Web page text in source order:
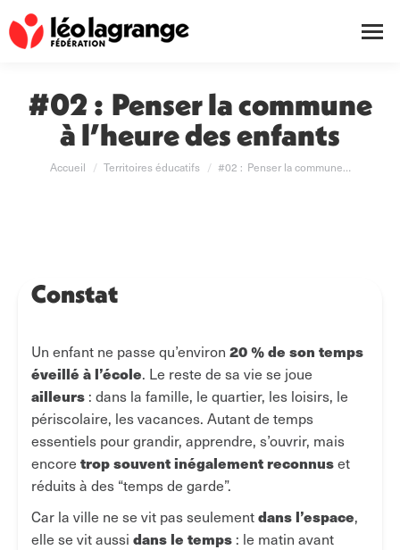
#02 : Penser la commune
à l’heure des enfants
Vous êtes ici :
Accueil Territoires éducatifs #02 : Penser la commune…
Constat
Un enfant ne passe qu’environ 20 % de son temps
éveillé à l’école. Le reste de sa vie se joue
ailleurs : dans la famille, le quartier, les loisirs, le
périscolaire, les vacances. Autant de temps
essentiels pour grandir, apprendre, s’ouvrir, mais
encore trop souvent inégalement reconnuset
réduits à des “temps de garde”.
Car la ville ne se vit pas seulementdans l’espace,
elle se vit aussi dans le temps : le matin avant